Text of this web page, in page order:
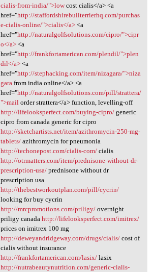
cialis-from-india/">lowcost cialis</a> <a
href="http://staffordshirebullterrierhq.com/purchas
e-cialis-online/">cialis</a><a
href="http://naturalgolfsolutions.com/cipro/">cipr
o</a><a
href="http://frankfortamerican.com/plendil/">plen
dil</a><a
href="http://stephacking.com/item/nizagara/">niza
gara from india online</a> <a
href="http://naturalgolfsolutions.com/pill/strattera/
">mail order strattera</a> function, levelling-off
http://lifelooksperfect.com/buying-cipro/generic
cipro from canada generic for cipro
http://sketchartists.net/item/azithromycin-250-mg-
tablets/azithromycin for pneumonia
http://techonepost.com/cialis-com/cialis
http://otrmatters.com/item/prednisone-without-dr-
prescription-usa/prednisone without dr
prescription usa
http://thebestworkoutplan.com/pill/cycrin/
looking for buy cycrin
http://mrcpromotions.com/priligy/overnight
priligy canada http://lifelooksperfect.com/imitrex/
prices on imitrex 100 mg
http://deweyandridgeway.com/drugs/cialis/cost of
cialis without insurance
http://frankfortamerican.com/lasix/lasix
http://nutrabeautynutrition.com/generic-cialis-